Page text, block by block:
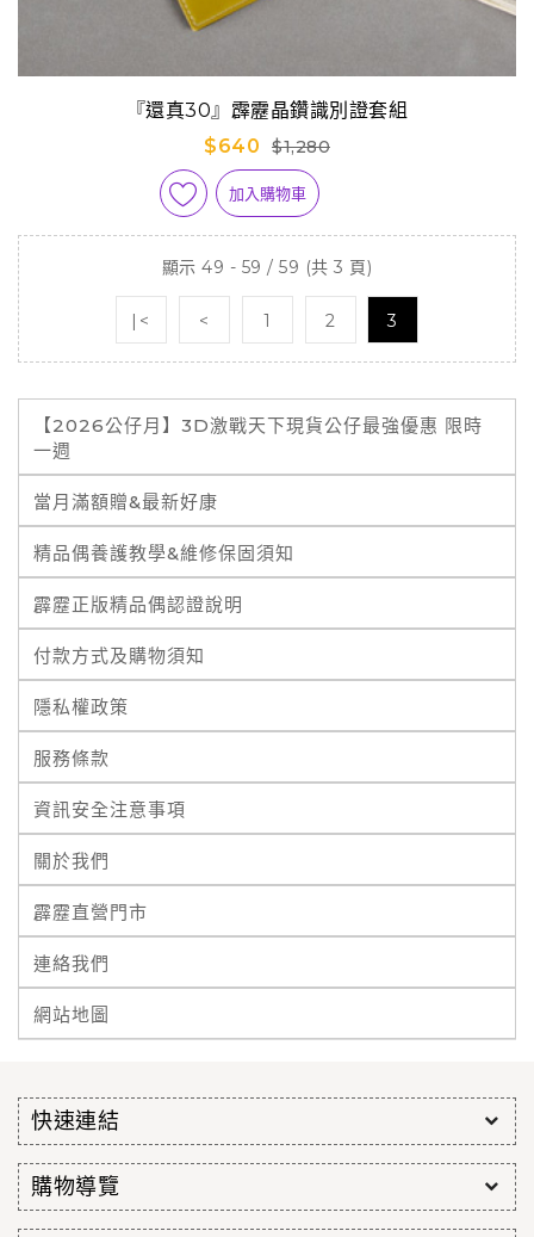
『還真30』霹靂晶鑽識別證套組
$640
$1,280
加入購物車
顯示 49 - 59 / 59 (共 3 頁)
|< < 1 2 3
【2026公仔月】3D激戰天下現貨公仔最強優惠 限時
一週
當月滿額贈&最新好康
精品偶養護教學&維修保固須知
霹靂正版精品偶認證說明
付款方式及購物須知
隱私權政策
服務條款
資訊安全注意事項
關於我們
霹靂直營門市
連絡我們
網站地圖
快速連結
購物導覽